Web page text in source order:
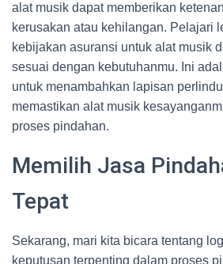
alat musik dapat memberikan
kerusakan atau kehilangan. Pelajari
kebijakan asuransi untuk alat musik
sesuai dengan kebutuhanmu. Ini
untuk menambahkan lapisan
memastikan alat musik
proses pindahan.
Memilih Jasa
Tepat
Sekarang, mari kita bicara tentang
keputusan terpenting dalam proses